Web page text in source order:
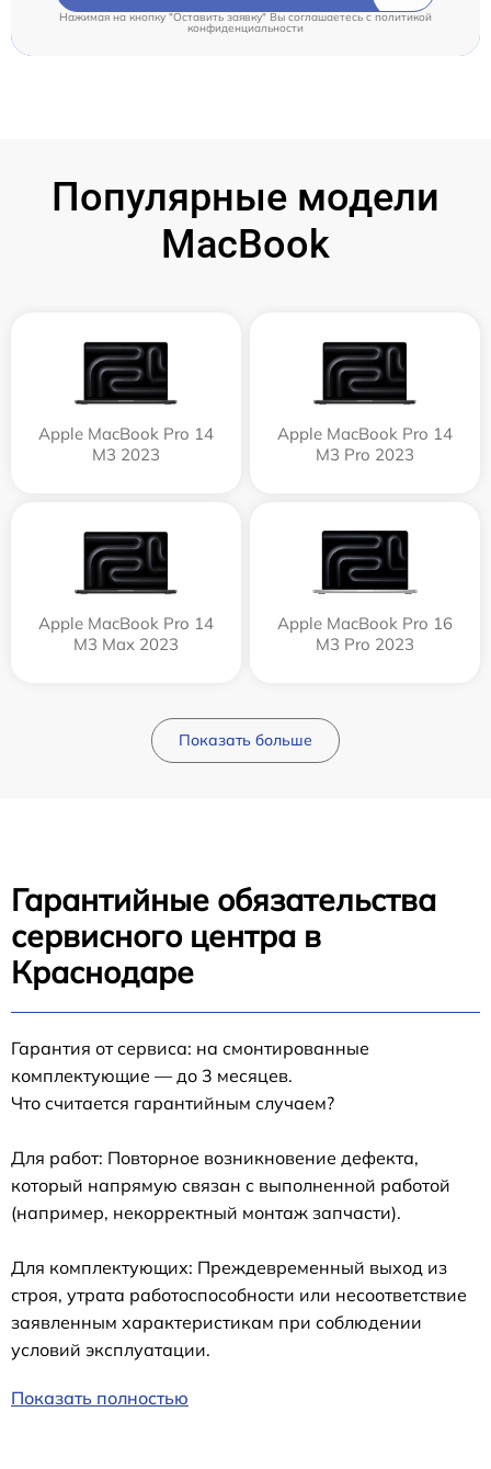
Нажимая на кнопку "Оставить заявку" Вы соглашаетесь cполитикой
конфиденциальности
Популярные модели
MacBook
Apple MacBook Pro 14
M3 2023
Apple MacBook Pro 14
M3 Pro 2023
Apple MacBook Pro 14
M3 Max 2023
Apple MacBook Pro 16
M3 Pro 2023
Показать больше
Гарантийные обязательства
сервисного центра в
Краснодаре
Гарантия от сервиса: на смонтированные
комплектующие — до 3 месяцев.
Что считается гарантийным случаем?
Для работ: Повторное возникновение дефекта,
который напрямую связан с выполненной работой
(например, некорректный монтаж запчасти).
Для комплектующих: Преждевременный выход из
строя, утрата работоспособности или несоответствие
заявленным характеристикам при соблюдении
условий эксплуатации.
Показать полностью